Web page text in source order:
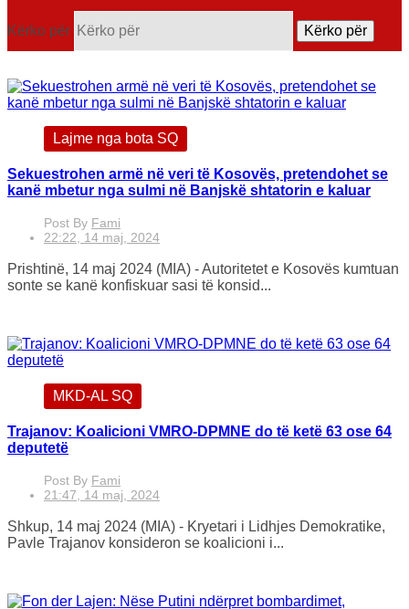
Kërko për Kërko për
Lajme nga bota SQ
Sekuestrohen armë në veri të Kosovës, pretendohet se
kanë mbetur nga sulmi në Banjskë shtatorin e kaluar
Post By Fami
22:22, 14 maj, 2024
Prishtinë, 14 maj 2024 (MIA) - Autoritetet e Kosovës kumtuan
sonte se kanë konfiskuar sasi të konsid...
MKD-AL SQ
Trajanov: Koalicioni VMRO-DPMNE do të ketë 63 ose 64
deputetë
Post By Fami
21:47, 14 maj, 2024
Shkup, 14 maj 2024 (MIA) - Kryetari i Lidhjes Demokratike,
Pavle Trajanov konsideron se koalicioni i...